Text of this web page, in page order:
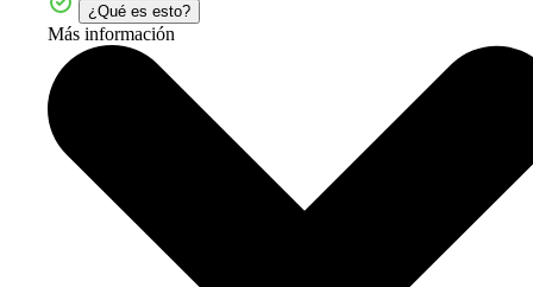
¿Qué es esto?
Más información